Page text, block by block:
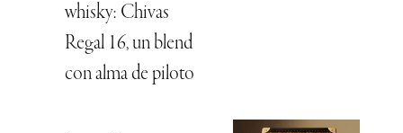
whisky: Chivas
Regal 16, un blend
con alma de piloto